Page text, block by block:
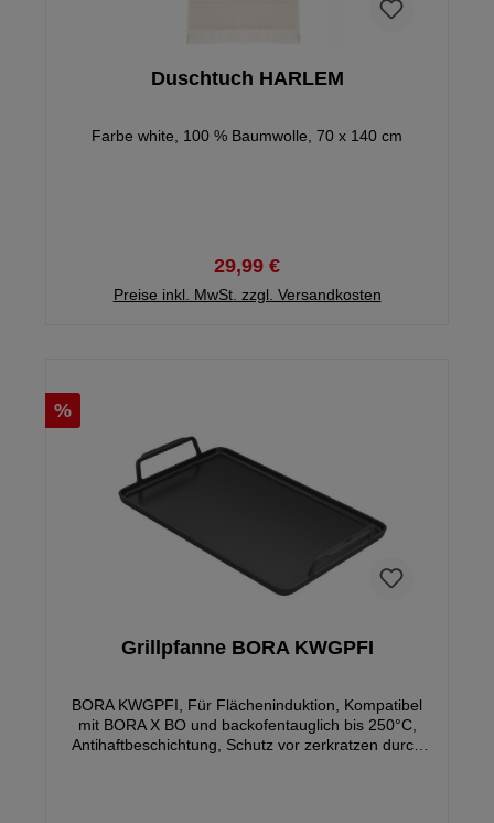
Duschtuch HARLEM
Farbe white, 100 % Baumwolle, 70 x 140 cm
29,99 €
Preise inkl. MwSt. zzgl. Versandkosten
%
Grillpfanne BORA KWGPFI
BORA KWGPFI, Für Flächeninduktion, Kompatibel
mit BORA X BO und backofentauglich bis 250°C,
Antihaftbeschichtung, Schutz vor zerkratzen durch